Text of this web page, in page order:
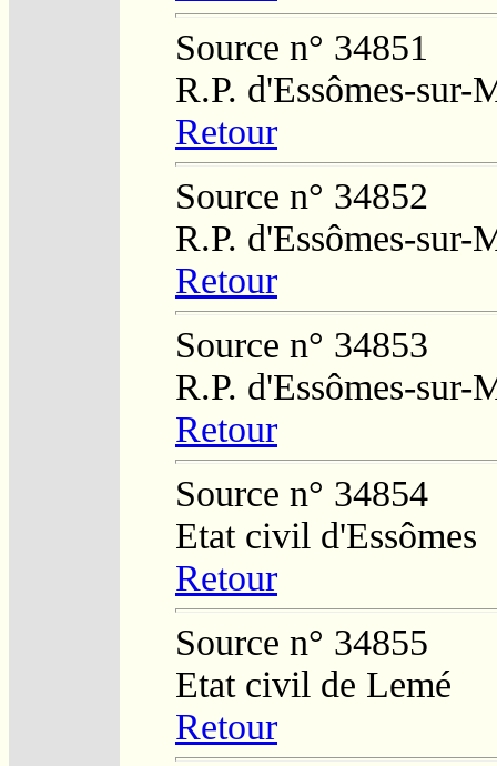
Source n° 34851
R.P. d'Essômes-sur-
Retour
Source n° 34852
R.P. d'Essômes-sur-
Retour
Source n° 34853
R.P. d'Essômes-sur-
Retour
Source n° 34854
Etat civil d'Essômes
Retour
Source n° 34855
Etat civil de Lemé
Retour